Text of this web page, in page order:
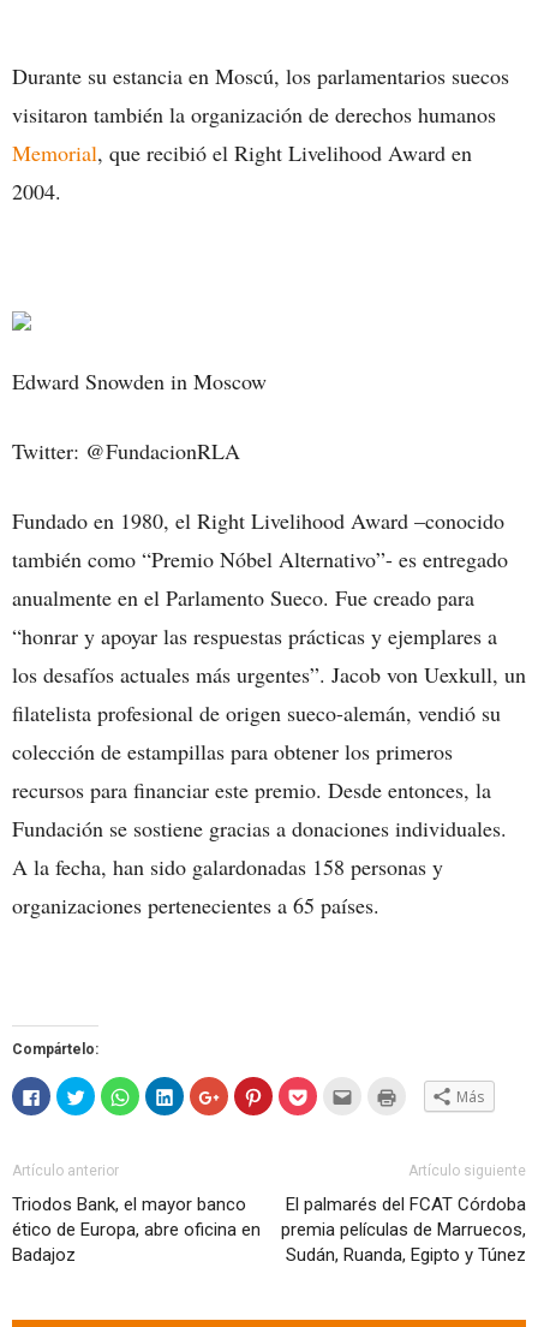
Durante su estancia en Moscú, los parlamentarios suecos
visitaron también la organización de derechos humanos
Memorial, que recibió el Right Livelihood Award en
2004.
Edward Snowden in Moscow
Twitter: @FundacionRLA
Fundado en 1980, el Right Livelihood Award –conocido
también como “Premio Nóbel Alternativo”- es entregado
anualmente en el Parlamento Sueco. Fue creado para
“honrar y apoyar las respuestas prácticas y ejemplares a
los desafíos actuales más urgentes”. Jacob von Uexkull, un
filatelista profesional de origen sueco-alemán, vendió su
colección de estampillas para obtener los primeros
recursos para financiar este premio. Desde entonces, la
Fundación se sostiene gracias a donaciones individuales.
A la fecha, han sido galardonadas 158 personas y
organizaciones pertenecientes a 65 países.
Compártelo:
Haz
clic
para
Facebook
(Se
abre
en
una
ventana
nueva)
Haz
clic
para
Twitter
(Se
abre
en
una
ventana
Haz
clic
para
abre
en
una
ventana
Haz
clic
para
abre
en
una
ventana
Haz
clic
para
en
una
ventana
Haz
clic
para
abre
una
ventana
nueva)
Haz
clic
abre
en
una
ventana
nueva)
Hac
electrónico
un
amigo
(Se
abre
en
abre
en
una
ventana
nueva)
Más
Artículo anterior
Triodos Bank, el mayor banco
ético de Europa, abre oficina en
Badajoz
Artículo siguiente
El palmarés del FCAT Córdoba
premia películas de Marruecos,
Sudán, Ruanda, Egipto y Túnez